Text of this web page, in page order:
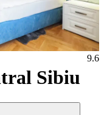
Sibiu
9.6